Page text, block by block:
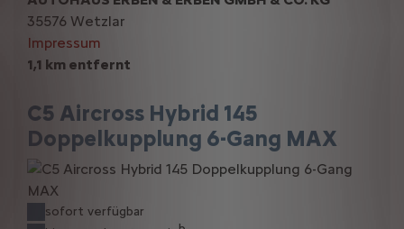
1,1 km entfernt
C5 Aircross Hybrid 145
Doppelkupplung 6-Gang MAX
sofort verfügbar
35576 Wetzlar
Impressum